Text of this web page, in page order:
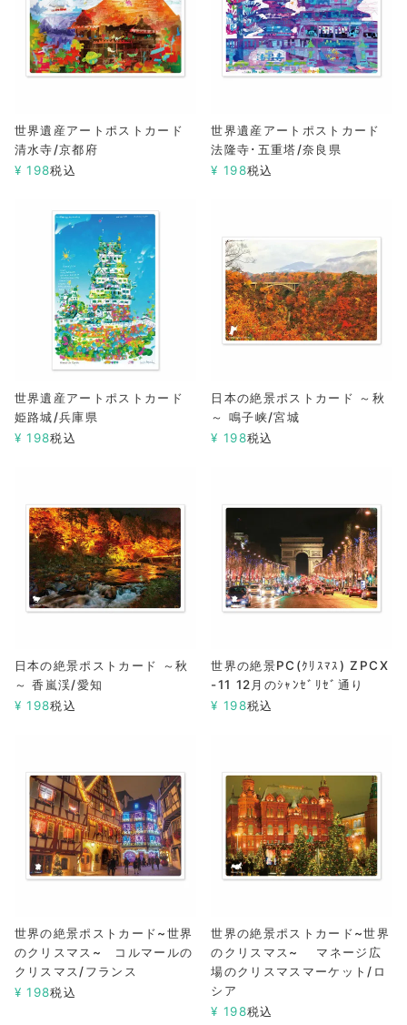
世界遺産アートポストカード
清水寺/京都府
¥ 198税込
世界遺産アートポストカード
法隆寺･五重塔/奈良県
¥ 198税込
世界遺産アートポストカード
姫路城/兵庫県
¥ 198税込
日本の絶景ポストカード ～秋
～ 鳴子峡/宮城
¥ 198税込
日本の絶景ポストカード ～秋
～ 香嵐渓/愛知
¥ 198税込
世界の絶景PC(ｸﾘｽﾏｽ) ZPCX
-11 12月のｼｬﾝｾﾞﾘｾﾞ通り
¥ 198税込
世界の絶景ポストカード~世界
のクリスマス~ コルマールの
クリスマス/フランス
¥ 198税込
世界の絶景ポストカード~世界
のクリスマス~ マネージ広
場のクリスマスマーケット/ロ
シア
¥ 198税込